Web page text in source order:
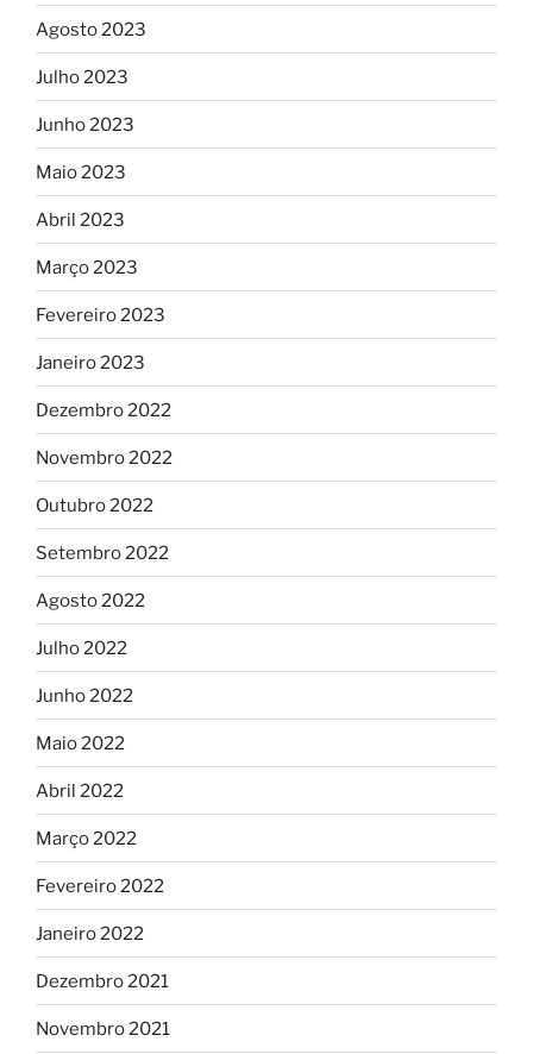
Agosto 2023
Julho 2023
Junho 2023
Maio 2023
Abril 2023
Março 2023
Fevereiro 2023
Janeiro 2023
Dezembro 2022
Novembro 2022
Outubro 2022
Setembro 2022
Agosto 2022
Julho 2022
Junho 2022
Maio 2022
Abril 2022
Março 2022
Fevereiro 2022
Janeiro 2022
Dezembro 2021
Novembro 2021